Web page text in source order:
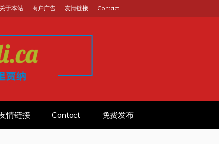
关于本站 商户广告 友情链接 Contact
纳REGINA
情链接 Contact 免费发布